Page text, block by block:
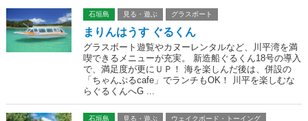
石垣島 見る・遊ぶ グラスボート
まりんはうす ぐるくん
グラスボート遊覧やカヌーレンタルなど、川平湾を満
喫できるメニューが充実。 新造船ぐるくん18号の導入
で、満足度が更にＵＰ！ 海を楽しんだ後は、併設の
「ちゃんぷるcafe」でランチもOK！ 川平を楽しむな
らぐるくんへG ...
石垣島 見る・遊ぶ
ウェイクボード・トーイング